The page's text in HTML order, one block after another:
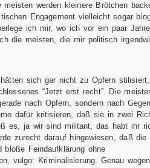
meisten werden kleinere Brötchen
Engagement vielleicht sogar
ich mir, wo ich vor ein paar
die meisten, die mir politisch
sich gar nicht zu Opfern
“Jetzt erst recht”. Die
nach Opfern, sondern nach
dafür kritisieren, daß sie in zwei
es, ja wir sind militant, das habt ihr
zurecht darauf hingewiesen, daß die
bloße Feindaufklärung ohne
vulgo: Kriminalisierung. Genau